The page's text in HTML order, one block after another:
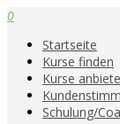
0
Startseite
Kurse finden
Kurse
Schulung/